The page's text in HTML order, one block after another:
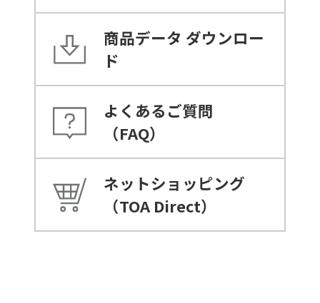
商品データ ダウンロー
ド
よくあるご質問
（FAQ）
ネットショッピング
（TOA Direct）